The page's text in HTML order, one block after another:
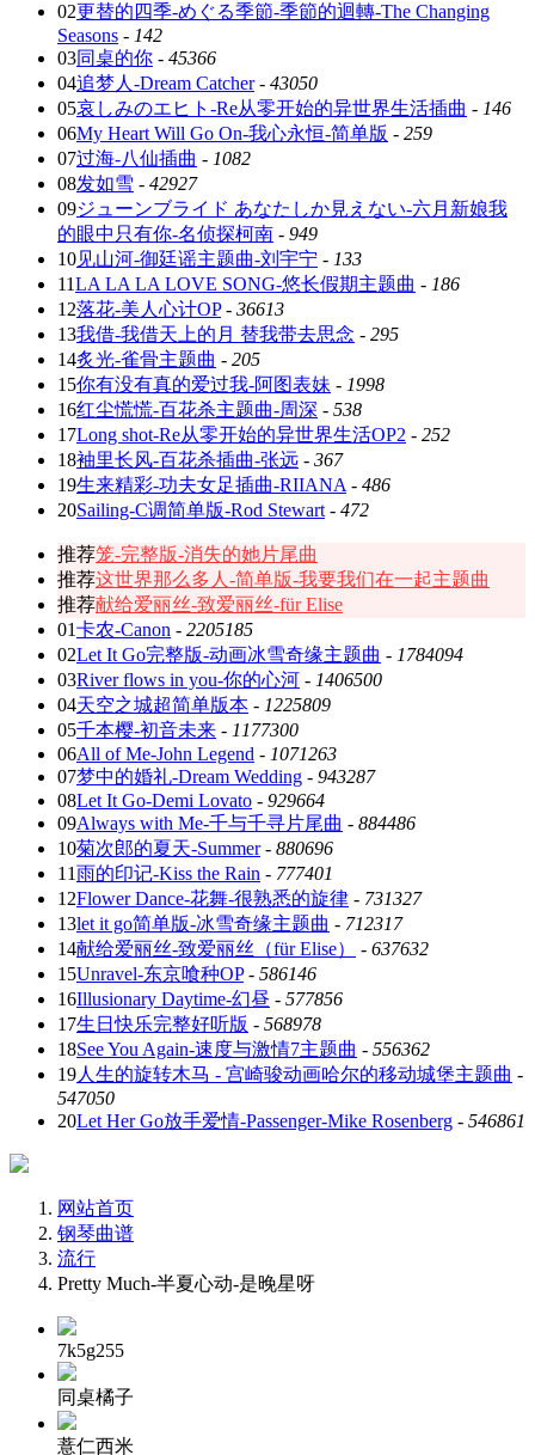
02更替的四季-めぐる季節-季節的迴轉-The Changing
Seasons - 142
03同桌的你 - 45366
04追梦人-Dream Catcher- 43050
05哀しみのエヒト-Re从零开始的异世界生活插曲 - 146
06My Heart Will Go On-我心永恒-简单版 - 259
07过海-八仙插曲 - 1082
08发如雪 - 42927
09ジューンブライド あなたしか見えない-六月新娘我
的眼中只有你-名侦探柯南 - 949
10见山河-御廷谣主题曲-刘宇宁 - 133
11LA LA LA LOVE SONG-悠长假期主题曲 - 186
12落花-美人心计OP- 36613
13我借-我借天上的月 替我带去思念 - 295
14炙光-雀骨主题曲 - 205
15你有没有真的爱过我-阿图表妹 - 1998
16红尘慌慌-百花杀主题曲-周深 - 538
17Long shot-Re从零开始的异世界生活OP2 - 252
18袖里长风-百花杀插曲-张远 - 367
19生来精彩-功夫女足插曲-RIIANA - 486
20Sailing-C调简单版-Rod Stewart - 472
推荐笼-完整版-消失的她片尾曲
推荐这世界那么多人-简单版-我要我们在一起主题曲
推荐献给爱丽丝-致爱丽丝-für Elise
01卡农-Canon - 2205185
02Let It Go完整版-动画冰雪奇缘主题曲 - 1784094
03River flows in you-你的心河 - 1406500
04天空之城超简单版本 - 1225809
05千本樱-初音未来 - 1177300
06All of Me-John Legend - 1071263
07梦中的婚礼-Dream Wedding - 943287
08Let It Go-Demi Lovato - 929664
09Always with Me-千与千寻片尾曲 - 884486
10菊次郎的夏天-Summer- 880696
11雨的印记-Kiss the Rain - 777401
12Flower Dance-花舞-很熟悉的旋律 - 731327
13let it go简单版-冰雪奇缘主题曲 - 712317
14献给爱丽丝-致爱丽丝（für Elise） - 637632
15Unravel-东京喰种OP- 586146
16Illusionary Daytime-幻昼 - 577856
17生日快乐完整好听版 - 568978
18See You Again-速度与激情7主题曲 - 556362
19人生的旋转木马 - 宫崎骏动画哈尔的移动城堡主题曲 -
547050
20Let Her Go放手爱情-Passenger-Mike Rosenberg - 546861
网站首页
钢琴曲谱
流行
Pretty Much-半夏心动-是晚星呀
7k5g255
同桌橘子
薏仁西米